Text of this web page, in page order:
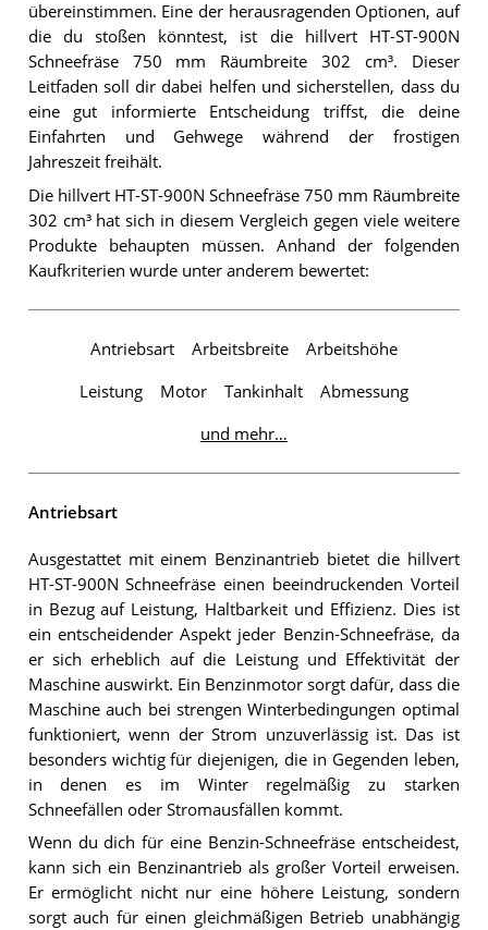
übereinstimmen. Eine der herausragenden Optionen, auf
die du stoßen könntest, ist die hillvert HT-ST-900N
Schneefräse 750 mm Räumbreite 302 cm³. Dieser
Leitfaden soll dir dabei helfen und sicherstellen, dass du
eine gut informierte Entscheidung triffst, die deine
Einfahrten und Gehwege während der frostigen
Jahreszeit freihält.
Die hillvert HT-ST-900N Schneefräse 750 mm Räumbreite
302 cm³ hat sich in diesem Vergleich gegen viele weitere
Produkte behaupten müssen. Anhand der folgenden
Kaufkriterien wurde unter anderem bewertet:
Antriebsart Arbeitsbreite Arbeitshöhe
Leistung Motor Tankinhalt Abmessung
und mehr…
Antriebsart
Ausgestattet mit einem Benzinantrieb bietet die hillvert
HT-ST-900N Schneefräse einen beeindruckenden Vorteil
in Bezug auf Leistung, Haltbarkeit und Effizienz. Dies ist
ein entscheidender Aspekt jeder Benzin-Schneefräse, da
er sich erheblich auf die Leistung und Effektivität der
Maschine auswirkt. Ein Benzinmotor sorgt dafür, dass die
Maschine auch bei strengen Winterbedingungen optimal
funktioniert, wenn der Strom unzuverlässig ist. Das ist
besonders wichtig für diejenigen, die in Gegenden leben,
in denen es im Winter regelmäßig zu starken
Schneefällen oder Stromausfällen kommt.
Wenn du dich für eine Benzin-Schneefräse entscheidest,
kann sich ein Benzinantrieb als großer Vorteil erweisen.
Er ermöglicht nicht nur eine höhere Leistung, sondern
sorgt auch für einen gleichmäßigen Betrieb unabhängig